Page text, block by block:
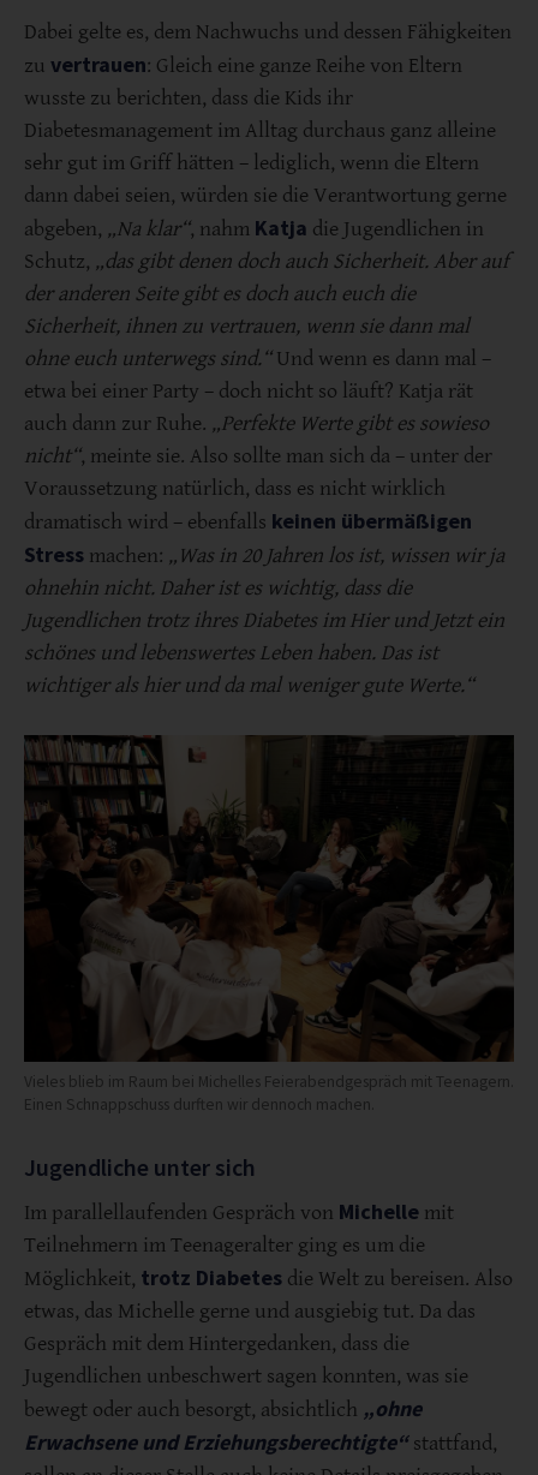
Dabei gelte es, dem Nachwuchs und dessen Fähigkeiten
zu vertrauen: Gleich eine ganze Reihe von Eltern
wusste zu berichten, dass die Kids ihr
Diabetesmanagement im Alltag durchaus ganz alleine
sehr gut im Griff hätten – lediglich, wenn die Eltern
dann dabei seien, würden sie die Verantwortung gerne
abgeben, „Na klar“, nahm Katja die Jugendlichen in
Schutz, „das gibt denen doch auch Sicherheit. Aber auf
der anderen Seite gibt es doch auch euch die
Sicherheit, ihnen zu vertrauen, wenn sie dann mal
ohne euch unterwegs sind.“Und wenn es dann mal –
etwa bei einer Party – doch nicht so läuft? Katja rät
auch dann zur Ruhe. „Perfekte Werte gibt es sowieso
nicht“, meinte sie. Also sollte man sich da – unter der
Voraussetzung natürlich, dass es nicht wirklich
dramatisch wird – ebenfalls keinen übermäßigen
Stress machen: „Was in 20 Jahren los ist, wissen wir ja
ohnehin nicht. Daher ist es wichtig, dass die
Jugendlichen trotz ihres Diabetes im Hier und Jetzt ein
schönes und lebenswertes Leben haben. Das ist
wichtiger als hier und da mal weniger gute Werte.“
Vieles blieb im Raum bei Michelles Feierabendgespräch mit Teenagern.
Einen Schnappschuss durften wir dennoch machen.
Jugendliche unter sich
Im parallellaufenden Gespräch von Michelle mit
Teilnehmern im Teenageralter ging es um die
Möglichkeit, trotz Diabetes die Welt zu bereisen. Also
etwas, das Michelle gerne und ausgiebig tut. Da das
Gespräch mit dem Hintergedanken, dass die
Jugendlichen unbeschwert sagen konnten, was sie
bewegt oder auch besorgt, absichtlich „ohne
Erwachsene und Erziehungsberechtigte“stattfand,